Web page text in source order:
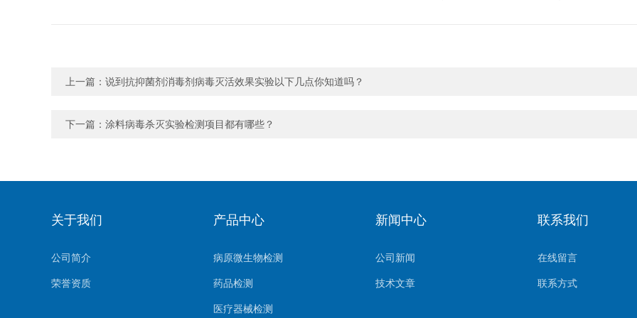
上一篇： 说到抗抑菌剂消毒剂病毒灭活效果实验以下几点你知道吗？
下一篇： 涂料病毒杀灭实验检测项目都有哪些？
关于我们
公司简介
荣誉资质
产品中心
病原微生物检测
药品检测
医疗器械检测
新闻中心
公司新闻
技术文章
联系我们
在线留言
联系方式